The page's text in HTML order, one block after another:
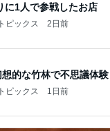
に1人で参戦したお店
ピックス 2日前
想的な竹林で不思議体験
ピックス 1日前